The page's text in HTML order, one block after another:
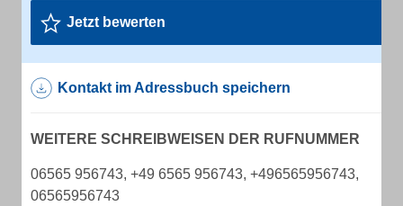
Jetzt bewerten
Kontakt im Adressbuch speichern
WEITERE SCHREIBWEISEN DER RUFNUMMER
06565 956743, +49 6565 956743, +496565956743,
06565956743